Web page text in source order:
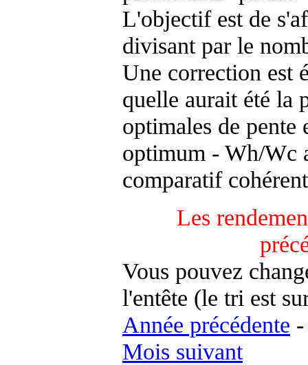
L'objectif est de
divisant par le
Une correction est
quelle aurait été la
optimales de
optimum - Wh/Wc
comparatif
Les
Vous pouvez
l'entête (le tri est
Année précédente -
Mois suivant